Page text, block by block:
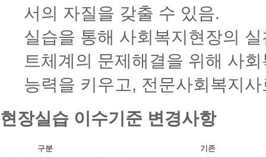
서의 자질을 갖출 수 있음.
실습을 통해 사회복지현장의
트체계의 문제해결을 위해 사
능력을 키우고, 전문사회복지
현장실습 이수기준 변경사항
구분
기존